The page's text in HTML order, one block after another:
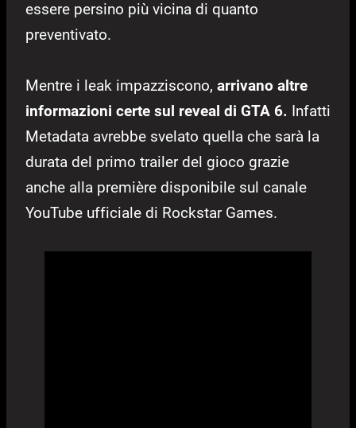
essere persino più vicina di quanto
preventivato.
Mentre i leak impazziscono, arrivano altre
informazioni certe sul reveal di GTA 6. Infatti
Metadata avrebbe svelato quella che sarà la
durata del primo trailer del gioco grazie
anche alla première disponibile sul canale
YouTube ufficiale di Rockstar Games.